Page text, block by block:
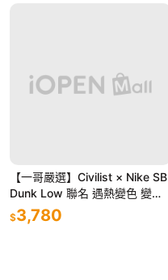
【一哥嚴選】Civilist × Nike SB
Dunk Low 聯名 遇熱變色 變色
龍 熱成像 CZ5123-001
$3,780